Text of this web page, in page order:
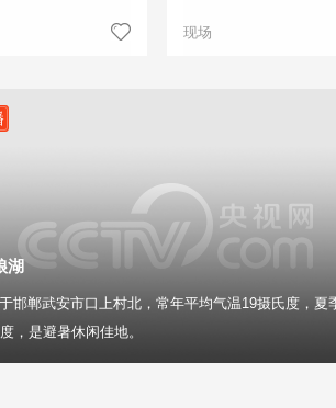
现场
湖
邯郸武安市口上村北，常年平均气温19摄氏度，夏
，是避暑休闲佳地。